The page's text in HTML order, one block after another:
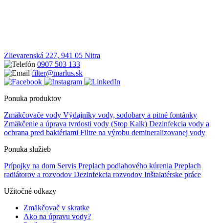
Zlievarenská 227, 941 05 Nitra
0907 503 133
filter@marlus.sk
Ponuka produktov
Zmäkčovače vody Výdajníky vody, sodobary a pitné fontánky
Zmäkčenie a úprava tvrdosti vody (Stop Kalk) Dezinfekcia vody a
ochrana pred baktériami Filtre na výrobu demineralizovanej vody
Ponuka služieb
Prípojky na dom Servis Preplach podlahového kúrenia Preplach
radiátorov a rozvodov Dezinfekcia rozvodov Inštalatérske práce
Užitočné odkazy
Zmäkčovač v skratke
Ako na úpravu vody?